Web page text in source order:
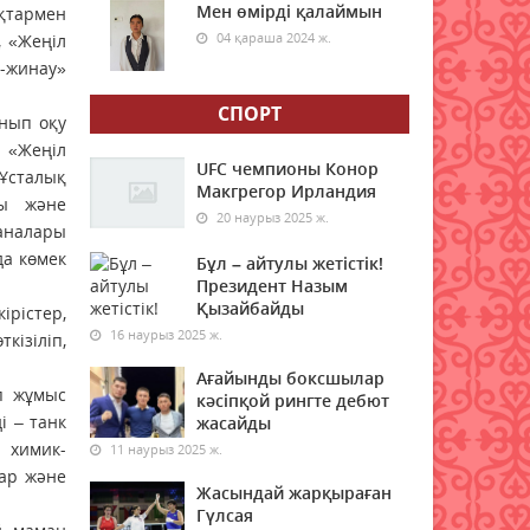
жинау»
оқу
және
көмек
жұмыс
– танк
химик-
және
Жұмыс берушілерге тағы да
жаңа талаптар енгізіледі
07 тамыз 2026 ж. 72
Қазақстандықтар Құрылтай
сайлауынан жақсылық
күтеді – қоғамдық пікір
зерттеуі
07 тамыз 2026 ж. 75
Қазақстанда жалған көлік
нөмірін сатып келген схема
әшкере болды
07 тамыз 2026 ж. 68
"Қазгидромет" демалыс
күндеріне арналған ауа
райы болжамын жариялады
Мен өмірді қалаймын
04 қараша 2024 ж.
СПОРТ
UFC чемпионы Конор
Макгрегор Ирландия
20 наурыз 2025 ж.
Бұл – айтулы жетістік!
Президент Назым
Қызайбайды
16 наурыз 2025 ж.
Ағайынды боксшылар
кәсіпқой рингте дебют
жасайды
11 наурыз 2025 ж.
Жасындай жарқыраған
Гүлсая